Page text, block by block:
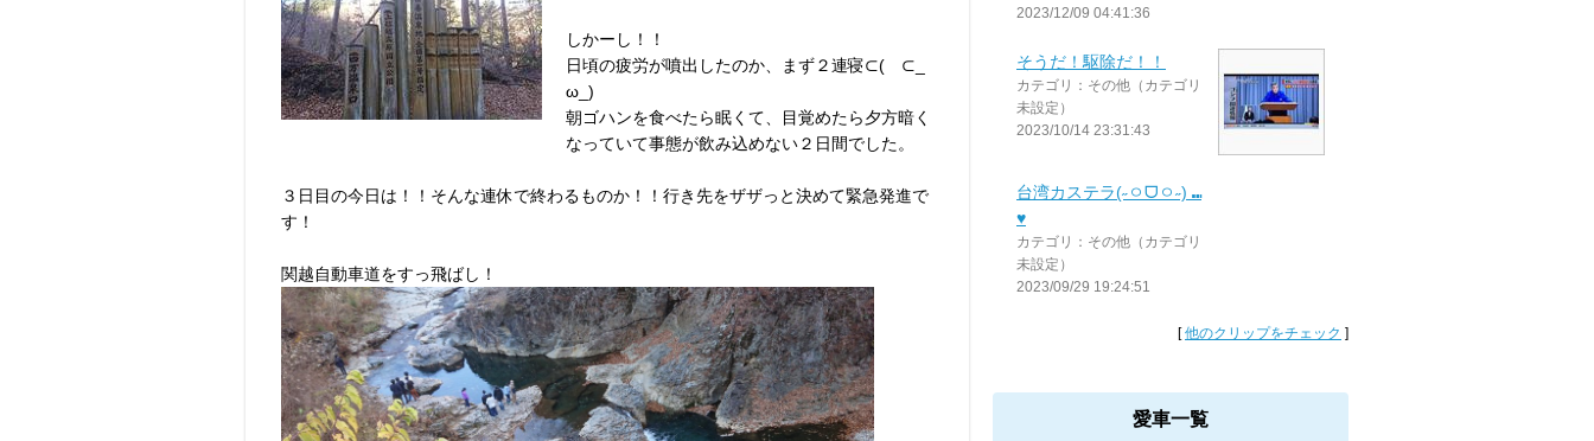
しかーし！！
日頃の疲労が噴出したのか、まず２連寝⊂( ⊂_
ω_)
朝ゴハンを食べたら眠くて、目覚めたら夕方暗く
なっていて事態が飲み込めない２日間でした。
３日目の今日は！！そんな連休で終わるものか！！行き先をザザっと決めて緊急発進で
す！
関越自動車道をすっ飛ばし！
2023/12/09 04:41:36
そうだ！駆除だ！！
カテゴリ：その他（カテゴリ
未設定）
2023/10/14 23:31:43
台湾カステラ(˶ㅇᗜㅇ˶) ⑉
♥
カテゴリ：その他（カテゴリ
未設定）
2023/09/29 19:24:51
[他のクリップをチェック ]
愛車一覧